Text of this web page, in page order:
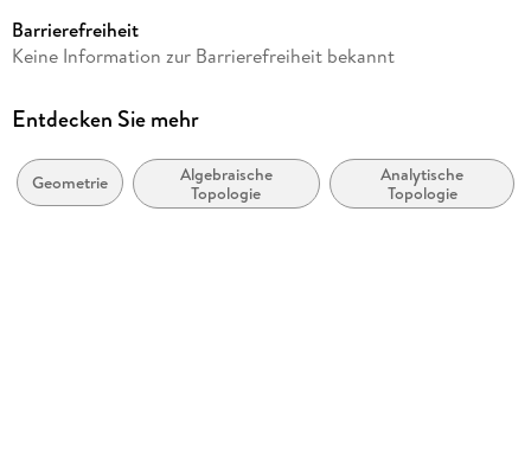
Reihe
Autor/Autorin
Verlag/Hersteller
De Gruyter
Barrierefreiheit
Keine Information zur Barrierefreiheit bekannt
Entdecken Sie mehr
Geometrie
Algebraische
Topologie
Analytische
Topologie